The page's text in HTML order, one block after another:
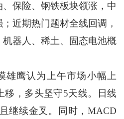
保险、钢铁板块领涨，中
近期热门题材全线回调，
器人、稀土、固态电池概
认为上午市场小幅上
移，多头坚守5天线。日线
继续金叉。同时，MACD